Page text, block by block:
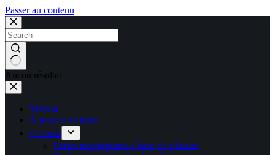
Passer au contenu
Aucun résultat
Maison
À propos de nous
Produits
Perles magnétiques à base de silicium